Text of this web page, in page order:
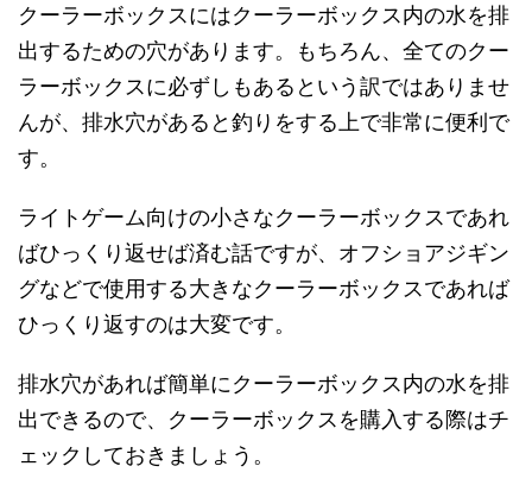
クーラーボックスにはクーラーボックス内の水を排
出するための穴があります。もちろん、全てのクー
ラーボックスに必ずしもあるという訳ではありませ
んが、排水穴があると釣りをする上で非常に便利で
す。
ライトゲーム向けの小さなクーラーボックスであれ
ばひっくり返せば済む話ですが、オフショアジギン
グなどで使用する大きなクーラーボックスであれば
ひっくり返すのは大変です。
排水穴があれば簡単にクーラーボックス内の水を排
出できるので、クーラーボックスを購入する際はチ
ェックしておきましょう。